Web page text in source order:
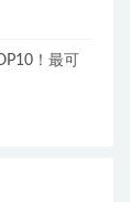
！最可